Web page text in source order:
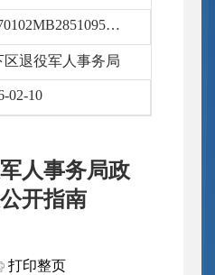
11370102MB2851095U/2026-4580893
区退役军人事务局
02-10
人事务局政
开指南
打印整页